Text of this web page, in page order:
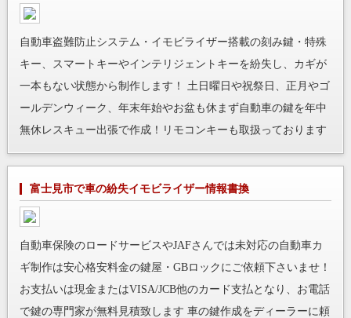
自動車盗難防止システム・イモビライザー搭載の刻み鍵・特殊
キー、スマートキーやインテリジェントキーを紛失し、カギが
一本もない状態から制作します！ 土日曜日や祝祭日、正月やゴ
ールデンウィーク、年末年始やお盆も休まず自動車の鍵を年中
無休レスキュー出張で作成！リモコンキーも取扱っております
富士見市で車の紛失イモビライザー情報書換
自動車保険のロードサービスやJAFさんでは未対応の自動車カ
ギ制作は安心格安料金の鍵屋・GBロックにご依頼下さいませ！
お支払いは現金またはVISA/JCB他のカード支払となり、お電話
で鍵の専門家が無料見積致します 車の鍵作成をディーラーに頼